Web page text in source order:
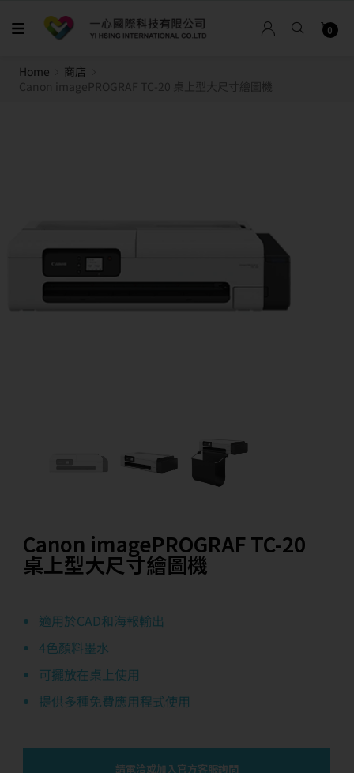
0
Home
商店
Canon imagePROGRAF TC-20 桌上型大尺寸繪圖機
Canon imagePROGRAF TC-20
桌上型大尺寸繪圖機
適用於CAD和海報輸出
4色顏料墨水
可擺放在桌上使用
提供多種免費應用程式使用
請電洽或加入官方客服詢問